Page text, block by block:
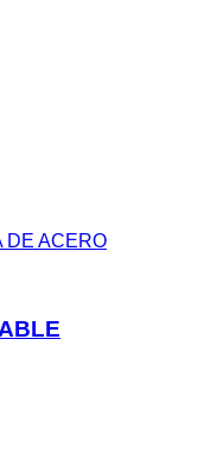
DE ACERO